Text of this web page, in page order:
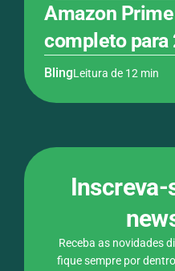
Amazon
completo para
BlingLeitura de 12 min
Inscreva-
Receba as novidades
fique sempre por